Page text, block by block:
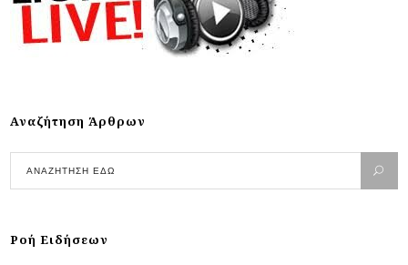
Αναζήτηση Άρθρων
Ροή Ειδήσεων